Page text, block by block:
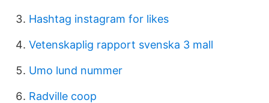
Hashtag instagram for likes
Vetenskaplig rapport svenska 3 mall
Umo lund nummer
Radville coop